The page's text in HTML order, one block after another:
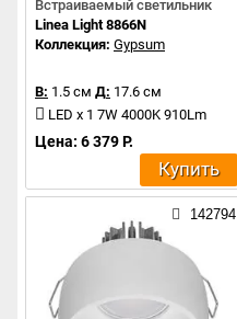
Встраиваемый светильник
Linea Light 8866N
Коллекция: Gypsum
В: 1.5 см Д: 17.6 см
LED x 1 7W 4000K 910Lm
Цена: 6 379 Р.
Купить
142794